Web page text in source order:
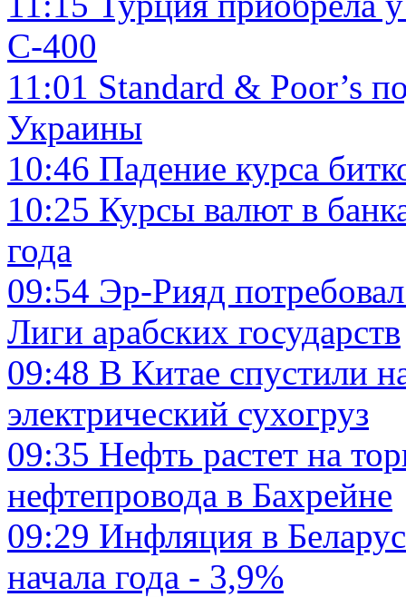
С-400
11:01 Standard & Poor’s
Украины
10:46 Падение курса
10:25 Курсы валют в
года
09:54 Эр-Рияд потребовал
Лиги арабских государств
09:48 В Китае спустили
электрический сухогруз
09:35 Нефть растет на
нефтепровода в Бахрейне
09:29 Инфляция в
начала года - 3,9%